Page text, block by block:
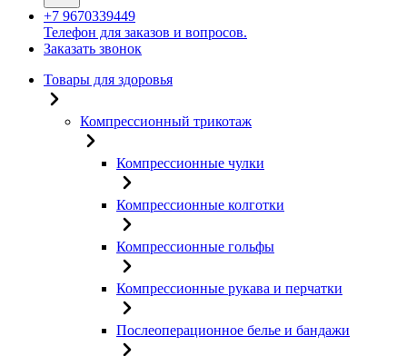
+7 9670339449
Телефон для заказов и вопросов.
Заказать звонок
Товары для здоровья
Компрессионный трикотаж
Компрессионные чулки
Компрессионные колготки
Компрессионные гольфы
Компрессионные рукава и перчатки
Послеоперационное белье и бандажи